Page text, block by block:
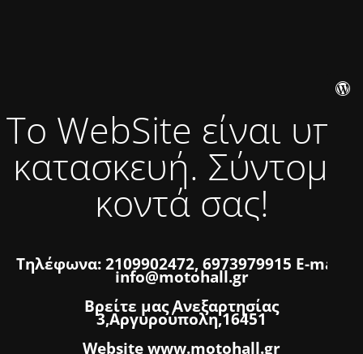
Το WebSite είναι υπό
κατασκευή. Σύντομα
κοντά σας!
Τηλέφωνα: 2109902472, 6973979915 E-mail:
info@motohall.gr
Βρείτε μας Ανεξαρτησίας
3,Αργυρούπολη,16451
Website www.motohall.gr